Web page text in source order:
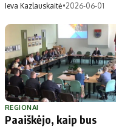
Ieva Kazlauskaitė•2026-06-01
REGIONAI
Paaiškėjo, kaip bus